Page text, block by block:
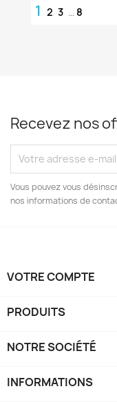
1 2 3 … 8
Recevez nos
Vous pouvez vous
nos informations de
VOTRE COMPTE
PRODUITS
NOTRE SOCIÉTÉ
INFORMATIONS